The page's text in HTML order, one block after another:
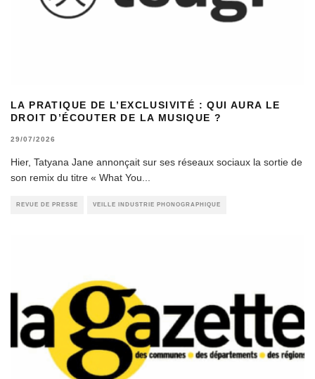
LA PRATIQUE DE L’EXCLUSIVITÉ : QUI AURA LE
DROIT D’ÉCOUTER DE LA MUSIQUE ?
29/07/2026
Hier, Tatyana Jane annonçait sur ses réseaux sociaux la sortie de
son remix du titre « What You...
REVUE DE PRESSE VEILLE INDUSTRIE PHONOGRAPHIQUE